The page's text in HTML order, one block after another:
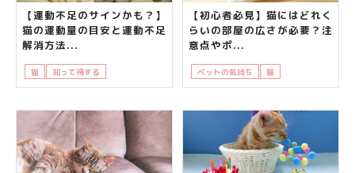
【運動不足のサインかも？】
猫の運動量の目安と運動不足
解消方法...
猫 知って得する
【初心者必見】猫にはどれく
らいの部屋の広さが必要？注
意点やポ...
ペットの気持ち 猫